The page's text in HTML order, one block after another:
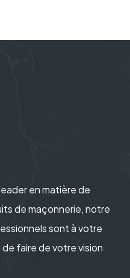
en matière de
de maçonnerie, notre
sont à votre
faire de votre vision